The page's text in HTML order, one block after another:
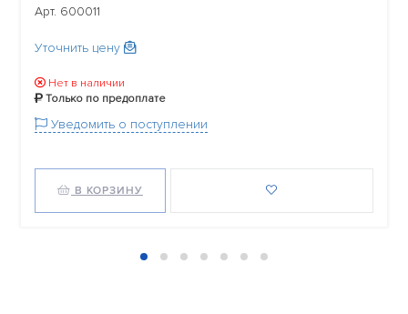
Арт. 600011
Уточнить цену
Нет в наличии
Только по предоплате
Уведомить о поступлении
В КОРЗИНУ